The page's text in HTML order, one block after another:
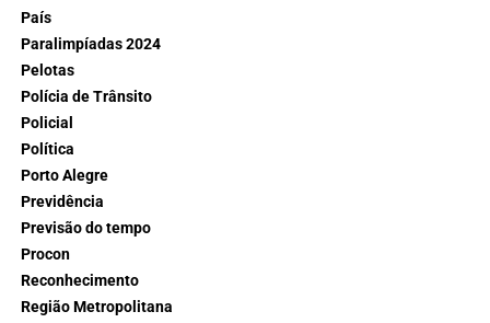
País
Paralimpíadas 2024
Pelotas
Polícia de Trânsito
Policial
Política
Porto Alegre
Previdência
Previsão do tempo
Procon
Reconhecimento
Região Metropolitana